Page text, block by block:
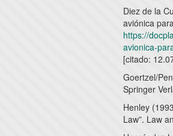
Diez de la
aviónica
https://
avionica-
[citado:
Goertzel/
Springer
Henley
Law”. Law